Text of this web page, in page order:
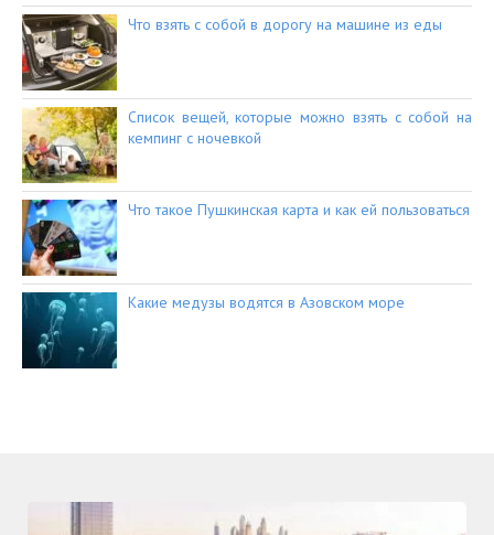
Что взять с собой в дорогу на машине из еды
Список вещей, которые можно взять с собой на
кемпинг с ночевкой
Что такое Пушкинская карта и как ей пользоваться
Какие медузы водятся в Азовском море